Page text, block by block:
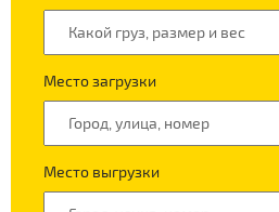
Место загрузки
Место выгрузки